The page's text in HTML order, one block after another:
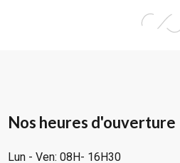
Nos heures d'ouverture
Lun - Ven: 08H- 16H30